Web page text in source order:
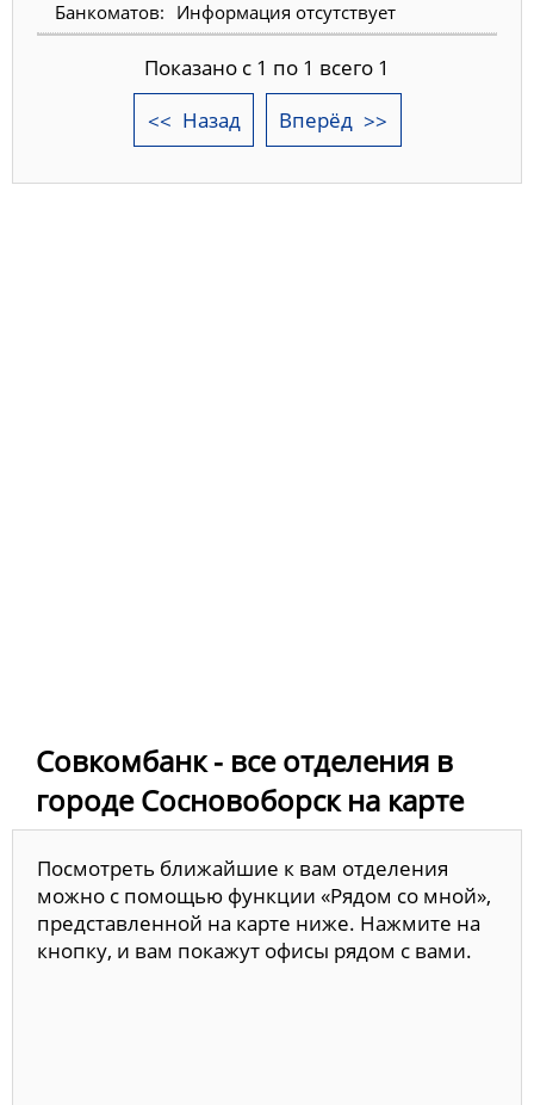
Информация отсутствует
Показано с 1 по 1 всего 1
Назад
Вперёд
Совкомбанк - все отделения в
городе Сосновоборск на карте
Посмотреть ближайшие к вам отделения
можно с помощью функции «Рядом со мной»,
представленной на карте ниже. Нажмите на
кнопку, и вам покажут офисы рядом с вами.